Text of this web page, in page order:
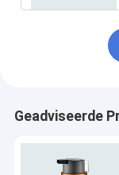
Geadviseerde